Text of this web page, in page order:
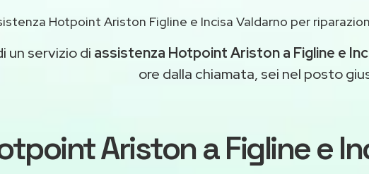
Hotpoint Ariston Figline e Incisa Valdarno per
un servizio di assistenza Hotpoint Ariston a Figline e
ore dalla chiamata, sei nel posto
Ariston a Figline e